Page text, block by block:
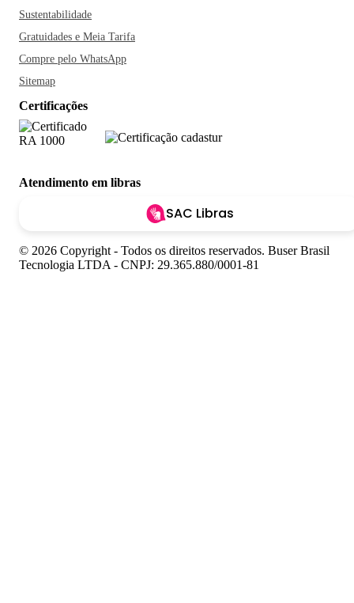
Sustentabilidade
Gratuidades e Meia Tarifa
Compre pelo WhatsApp
Sitemap
Certificações
Atendimento em libras
SAC Libras
© 2026 Copyright - Todos os direitos reservados. Buser Brasil
Tecnologia LTDA - CNPJ: 29.365.880/0001-81